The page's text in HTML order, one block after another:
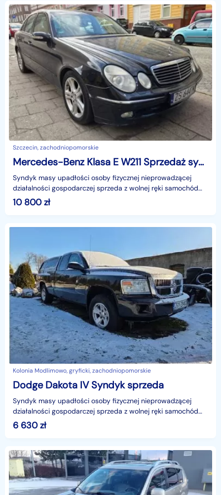
Szczecin, zachodniopomorskie
Mercedes-Benz Klasa E W211 Sprzedaż syndyka
Syndyk masy upadłości osoby fizycznej nieprowadzącej
działalności gospodarczej sprzeda z wolnej ręki samochód
osobowy marki Mercedes-Benz E 200 Kompressor Kat.
10 800zł
Kolonia Modlimowo, gryficki, zachodniopomorskie
Dodge Dakota IV Syndyk sprzeda
Syndyk masy upadłości osoby fizycznej nieprowadzącej
działalności gospodarczej sprzeda z wolnej ręki samochód
marki DODGE DAKOTA 2.7t rok produkcji 2008 za najw
6 630zł